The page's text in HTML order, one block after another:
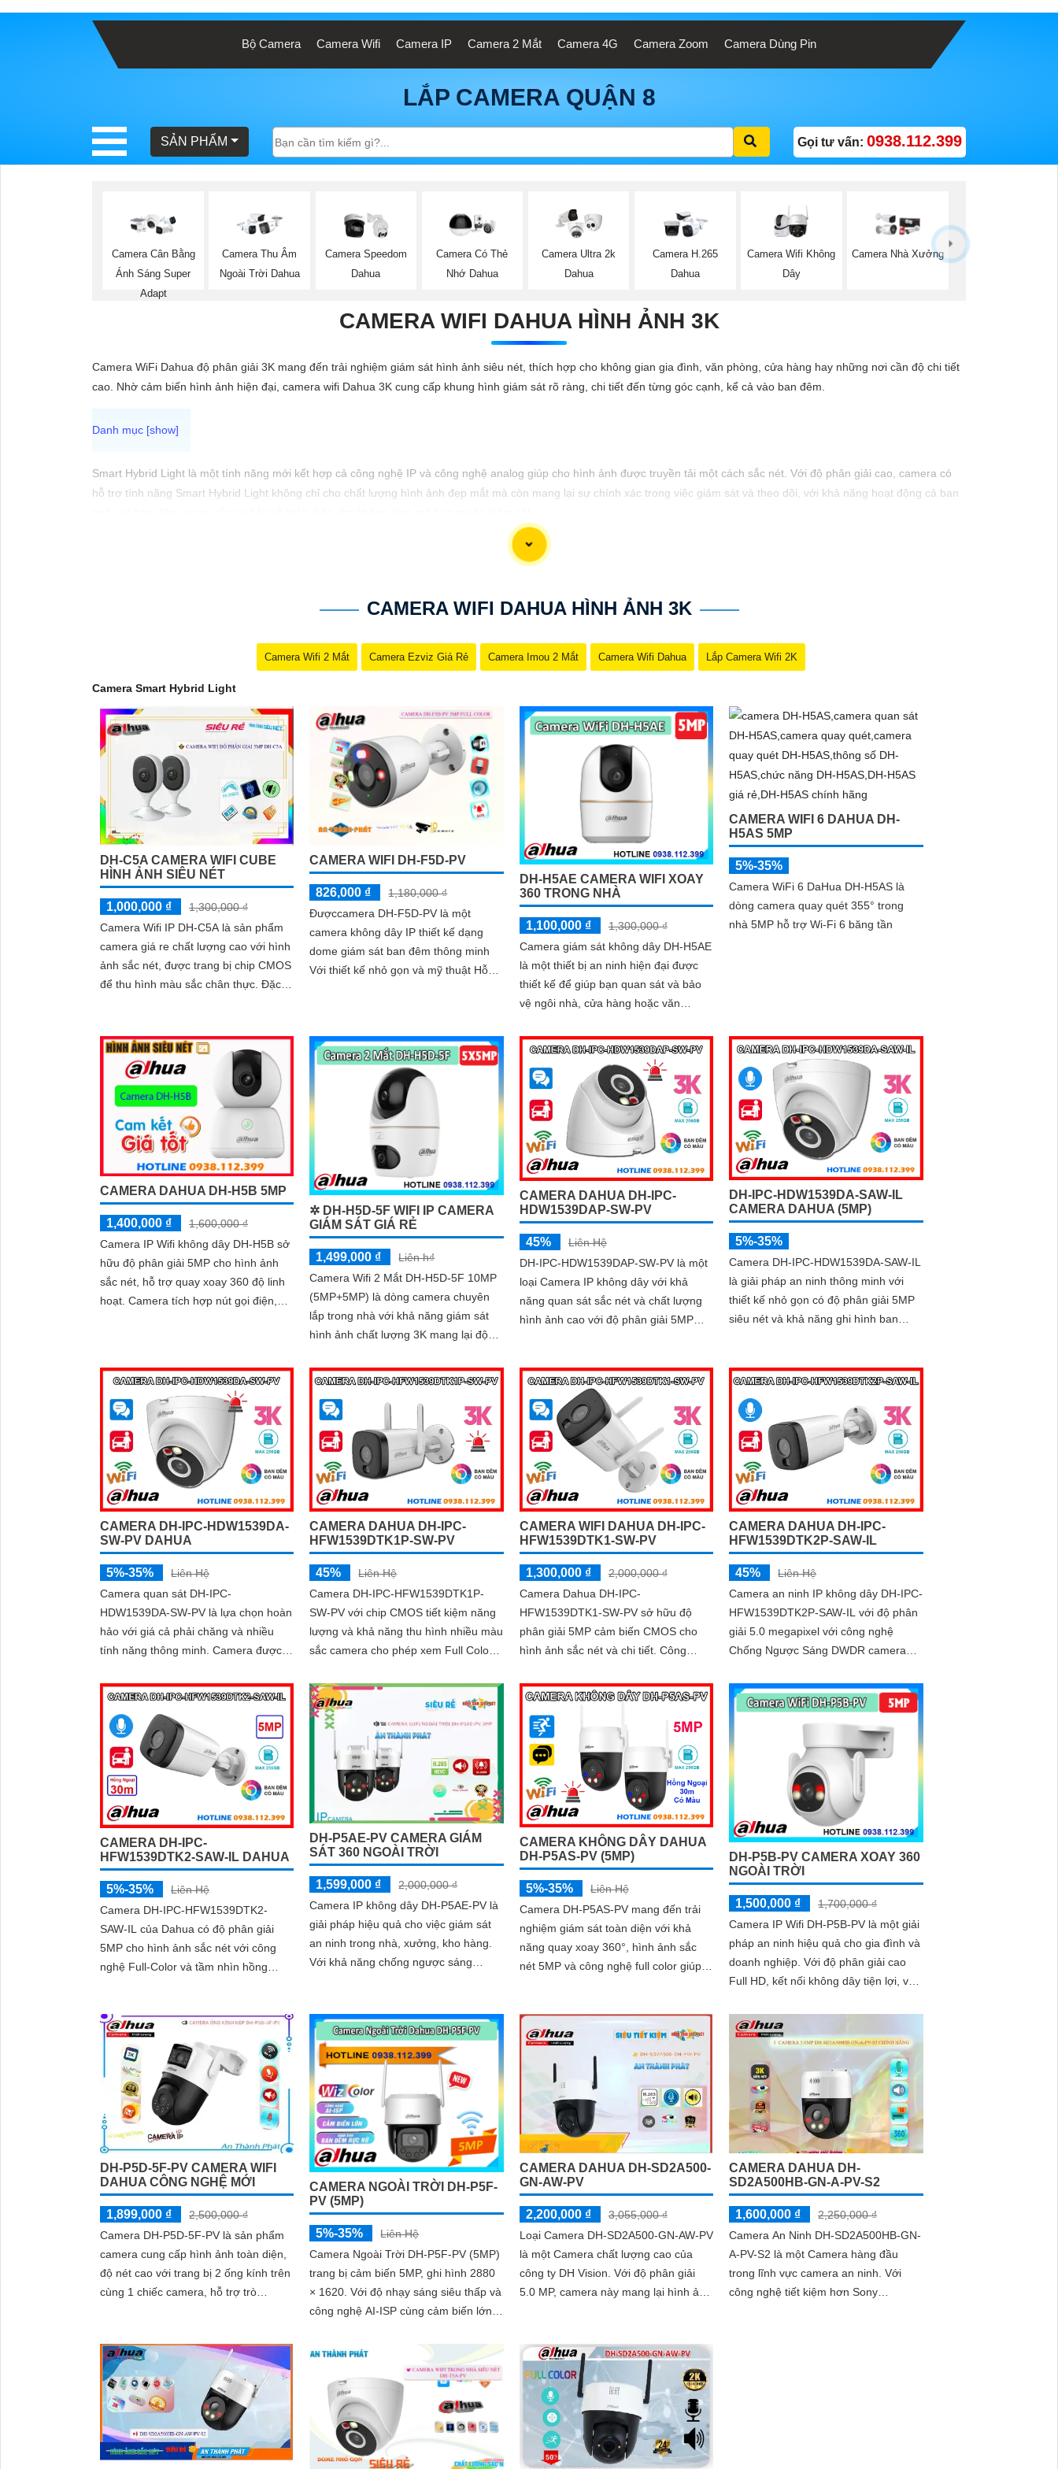
Bộ Camera Camera Wifi Camera IP Camera 2 Mắt Camera 4G Camera Zoom Camera Dùng Pin
LẮP CAMERA QUẬN 8
SẢN PHẨM Gọi tư vấn: 0938.112.399
Camera Cân Bằng
Ánh Sáng Super
Adapt
Camera Thu Âm
Ngoài Trời Dahua
Camera Speedom
Dahua
Camera Có Thẻ
Nhớ Dahua
Camera Ultra 2k
Dahua
Camera H.265
Dahua
Camera Wifi Không
Dây
Camera Nhà Xưởng
CAMERA WIFI DAHUA HÌNH ẢNH 3K
Camera WiFi Dahua độ phân giải 3K mang đến trải nghiệm giám sát hình ảnh siêu nét, thích hợp cho không gian gia đình, văn phòng, cửa hàng hay những nơi cần độ chi tiết
cao. Nhờ cảm biến hình ảnh hiện đại, camera wifi Dahua 3K cung cấp khung hình giám sát rõ ràng, chi tiết đến từng góc cạnh, kể cả vào ban đêm.
Smart Hybrid Light là một tính năng mới kết hợp cả công nghệ IP và công nghệ analog giúp cho hình ảnh được truyền tải một cách sắc nét. Với độ phân giải cao, camera có
hỗ trợ tính năng Smart Hybrid Light không chỉ cho chất lượng hình ảnh đẹp mắt mà còn mang lại sự chính xác trong việc giám sát và theo dõi, với khả năng hoạt động cả ban
CAMERA WIFI DAHUA HÌNH ẢNH 3K
Camera Wifi 2 Mắt Camera Ezviz Giá Rẻ Camera Imou 2 Mắt Camera Wifi Dahua Lắp Camera Wifi 2K
Camera Smart Hybrid Light
DH-C5A CAMERA WIFI CUBE
HÌNH ẢNH SIÊU NÉT
1,000,000 ₫
1,300,000 ₫
Camera Wifi IP DH-C5A là sản phẩm
camera giá re chất lượng cao với hình
ảnh sắc nét, được trang bị chip CMOS
để thu hình màu sắc chân thực. Đặc
giám sát hiệu quả
CAMERA WIFI DH-F5D-PV
826,000 ₫
1,180,000 ₫
Đượccamera DH-F5D-PV là một
camera không dây IP thiết kế dạng
dome giám sát ban đêm thông minh
Với thiết kế nhỏ gọn và mỹ thuật Hỗ
trình
DH-H5AE CAMERA WIFI XOAY
360 TRONG NHÀ
1,100,000 ₫
1,300,000 ₫
Camera giám sát không dây DH-H5AE
là một thiết bị an ninh hiện đại được
thiết kế để giúp bạn quan sát và bảo
vệ ngôi nhà, cửa hàng hoặc văn
CAMERA WIFI 6 DAHUA DH-
H5AS 5MP
5%-35%
Camera WiFi 6 DaHua DH-H5AS là
dòng camera quay quét 355° trong
nhà 5MP hỗ trợ Wi-Fi 6 băng tần
CAMERA DAHUA DH-H5B 5MP
1,400,000 ₫
1,600,000 ₫
Camera IP Wifi không dây DH-H5B sở
hữu độ phân giải 5MP cho hình ảnh
sắc nét, hỗ trợ quay xoay 360 độ linh
hoạt. Camera tích hợp nút gọi điện,
✲ DH-H5D-5F WIFI IP CAMERA
GIÁM SÁT GIÁ RẺ
1,499,000 ₫
Liên h₫
Camera Wifi 2 Mắt DH-H5D-5F 10MP
(5MP+5MP) là dòng camera chuyên
lắp trong nhà với khả năng giám sát
hình ảnh chất lượng 3K mang lại độ
sắc chân thực. Camera wifi DH-H5D-
với tính năng phát hiện người và thú
cưng với độ chính xác cao
CAMERA DAHUA DH-IPC-
HDW1539DAP-SW-PV
45%
Liên Hệ
DH-IPC-HDW1539DAP-SW-PV là một
loại Camera IP không dây với khả
năng quan sát sắc nét và chất lượng
hình ảnh cao với độ phân giải 5MP
toàn và hiệu quả cảnh báo chủ động
khi có phát hiện con người phát hiện
phương tiện
DH-IPC-HDW1539DA-SAW-IL
CAMERA DAHUA (5MP)
5%-35%
Camera DH-IPC-HDW1539DA-SAW-IL
là giải pháp an ninh thông minh với
thiết kế nhỏ gọn có độ phân giải 5MP
siêu nét và khả năng ghi hình ban
hợp micro thu âm, phát hiện chính xác
lên đến 256GB, đảm bảo ghi hình liên
tục và hiệu quả
CAMERA DH-IPC-HDW1539DA-
SW-PV DAHUA
5%-35%
Liên Hệ
Camera quan sát DH-IPC-
HDW1539DA-SW-PV là lựa chọn hoàn
hảo với giá cả phải chăng và nhiều
tính năng thông minh. Camera được
nghệ phát hiện con người và phương
CAMERA DAHUA DH-IPC-
HFW1539DTK1P-SW-PV
45%
Liên Hệ
Camera DH-IPC-HFW1539DTK1P-
SW-PV với chip CMOS tiết kiệm năng
lượng và khả năng thu hình nhiều màu
sắc camera cho phép xem Full Color
lên đến 5.0 MP tích hợp mic và loa
đàm thoại 2 chiều
CAMERA WIFI DAHUA DH-IPC-
HFW1539DTK1-SW-PV
1,300,000 ₫
2,000,000 ₫
Camera Dahua DH-IPC-
HFW1539DTK1-SW-PV sở hữu độ
phân giải 5MP cảm biến CMOS cho
hình ảnh sắc nét và chi tiết. Công
thông, hồng ngoại 30m và...
CAMERA DAHUA DH-IPC-
HFW1539DTK2P-SAW-IL
45%
Liên Hệ
Camera an ninh IP không dây DH-IPC-
HFW1539DTK2P-SAW-IL với độ phân
giải 5.0 megapixel với công nghệ
Chống Ngược Sáng DWDR camera
trong điều kiện thiếu sáng khoảng
cách xa lên đến 30m hình ảnh siêu nét
CAMERA DH-IPC-
HFW1539DTK2-SAW-IL DAHUA
5%-35%
Liên Hệ
Camera DH-IPC-HFW1539DTK2-
SAW-IL của Dahua có độ phân giải
5MP cho hình ảnh sắc nét với công
nghệ Full-Color và tầm nhìn hồng
hiện chính xác con người và phương
tiện
DH-P5AE-PV CAMERA GIÁM
SÁT 360 NGOÀI TRỜI
1,599,000 ₫
2,000,000 ₫
Camera IP không dây DH-P5AE-PV là
giải pháp hiệu quả cho việc giám sát
an ninh trong nhà, xưởng, kho hàng.
Với khả năng chống ngược sáng
yếu
CAMERA KHÔNG DÂY DAHUA
DH-P5AS-PV (5MP)
5%-35%
Liên Hệ
Camera DH-P5AS-PV mang đến trải
nghiệm giám sát toàn diện với khả
năng quay xoay 360°, hình ảnh sắc
nét 5MP và công nghệ full color giúp
tầm nhìn hồng ngoại 30m, khe thẻ
nhớ đến 256GB cùng chuẩn chống
nước IP66 camera hoạt động ổn định
trong mọi điều kiện
DH-P5B-PV CAMERA XOAY 360
NGOÀI TRỜI
1,500,000 ₫
1,700,000 ₫
Camera IP Wifi DH-P5B-PV là một giải
pháp an ninh hiệu quả cho gia đình và
doanh nghiệp. Với độ phân giải cao
Full HD, kết nối không dây tiện lợi, và
yếu, camera giúp bạn theo dõi mọi
góc cạnh một cách rõ ràng
DH-P5D-5F-PV CAMERA WIFI
DAHUA CÔNG NGHỆ MỚI
1,899,000 ₫
2,500,000 ₫
Camera DH-P5D-5F-PV là sản phẩm
camera cung cấp hình ảnh toàn diện,
độ nét cao với trang bị 2 ống kính trên
cùng 1 chiếc camera, hỗ trợ trò
thực và đặc biệt là công nghệ AI phát
hiện người phương tiện chính xác,
đảm bảo an ninh hiệu quảDòng
camera quan sát DH-P5D-5F-PV với
chức năng đàm thoại 2 chiều và khả
năng theo dõi chuyển động trả nghiệm
tốt. Sản phẩm không dây, tiện lợi trong
CAMERA NGOÀI TRỜI DH-P5F-
PV (5MP)
5%-35%
Liên Hệ
Camera Ngoài Trời DH-P5F-PV (5MP)
trang bị cảm biến 5MP, ghi hình 2880
× 1620. Với độ nhạy sáng siêu thấp và
công nghệ AI-ISP cùng cảm biến lớn,
ngày lẫn đêm
CAMERA DAHUA DH-SD2A500-
GN-AW-PV
2,200,000 ₫
3,055,000 ₫
Loại Camera DH-SD2A500-GN-AW-PV
là một Camera chất lượng cao của
công ty DH Vision. Với độ phân giải
5.0 MP, camera này mang lại hình ảnh
CAMERA DAHUA DH-
SD2A500HB-GN-A-PV-S2
1,600,000 ₫
2,250,000 ₫
Camera An Ninh DH-SD2A500HB-GN-
A-PV-S2 là một Camera hàng đầu
trong lĩnh vực camera an ninh. Với
công nghệ tiết kiệm hơn Sony